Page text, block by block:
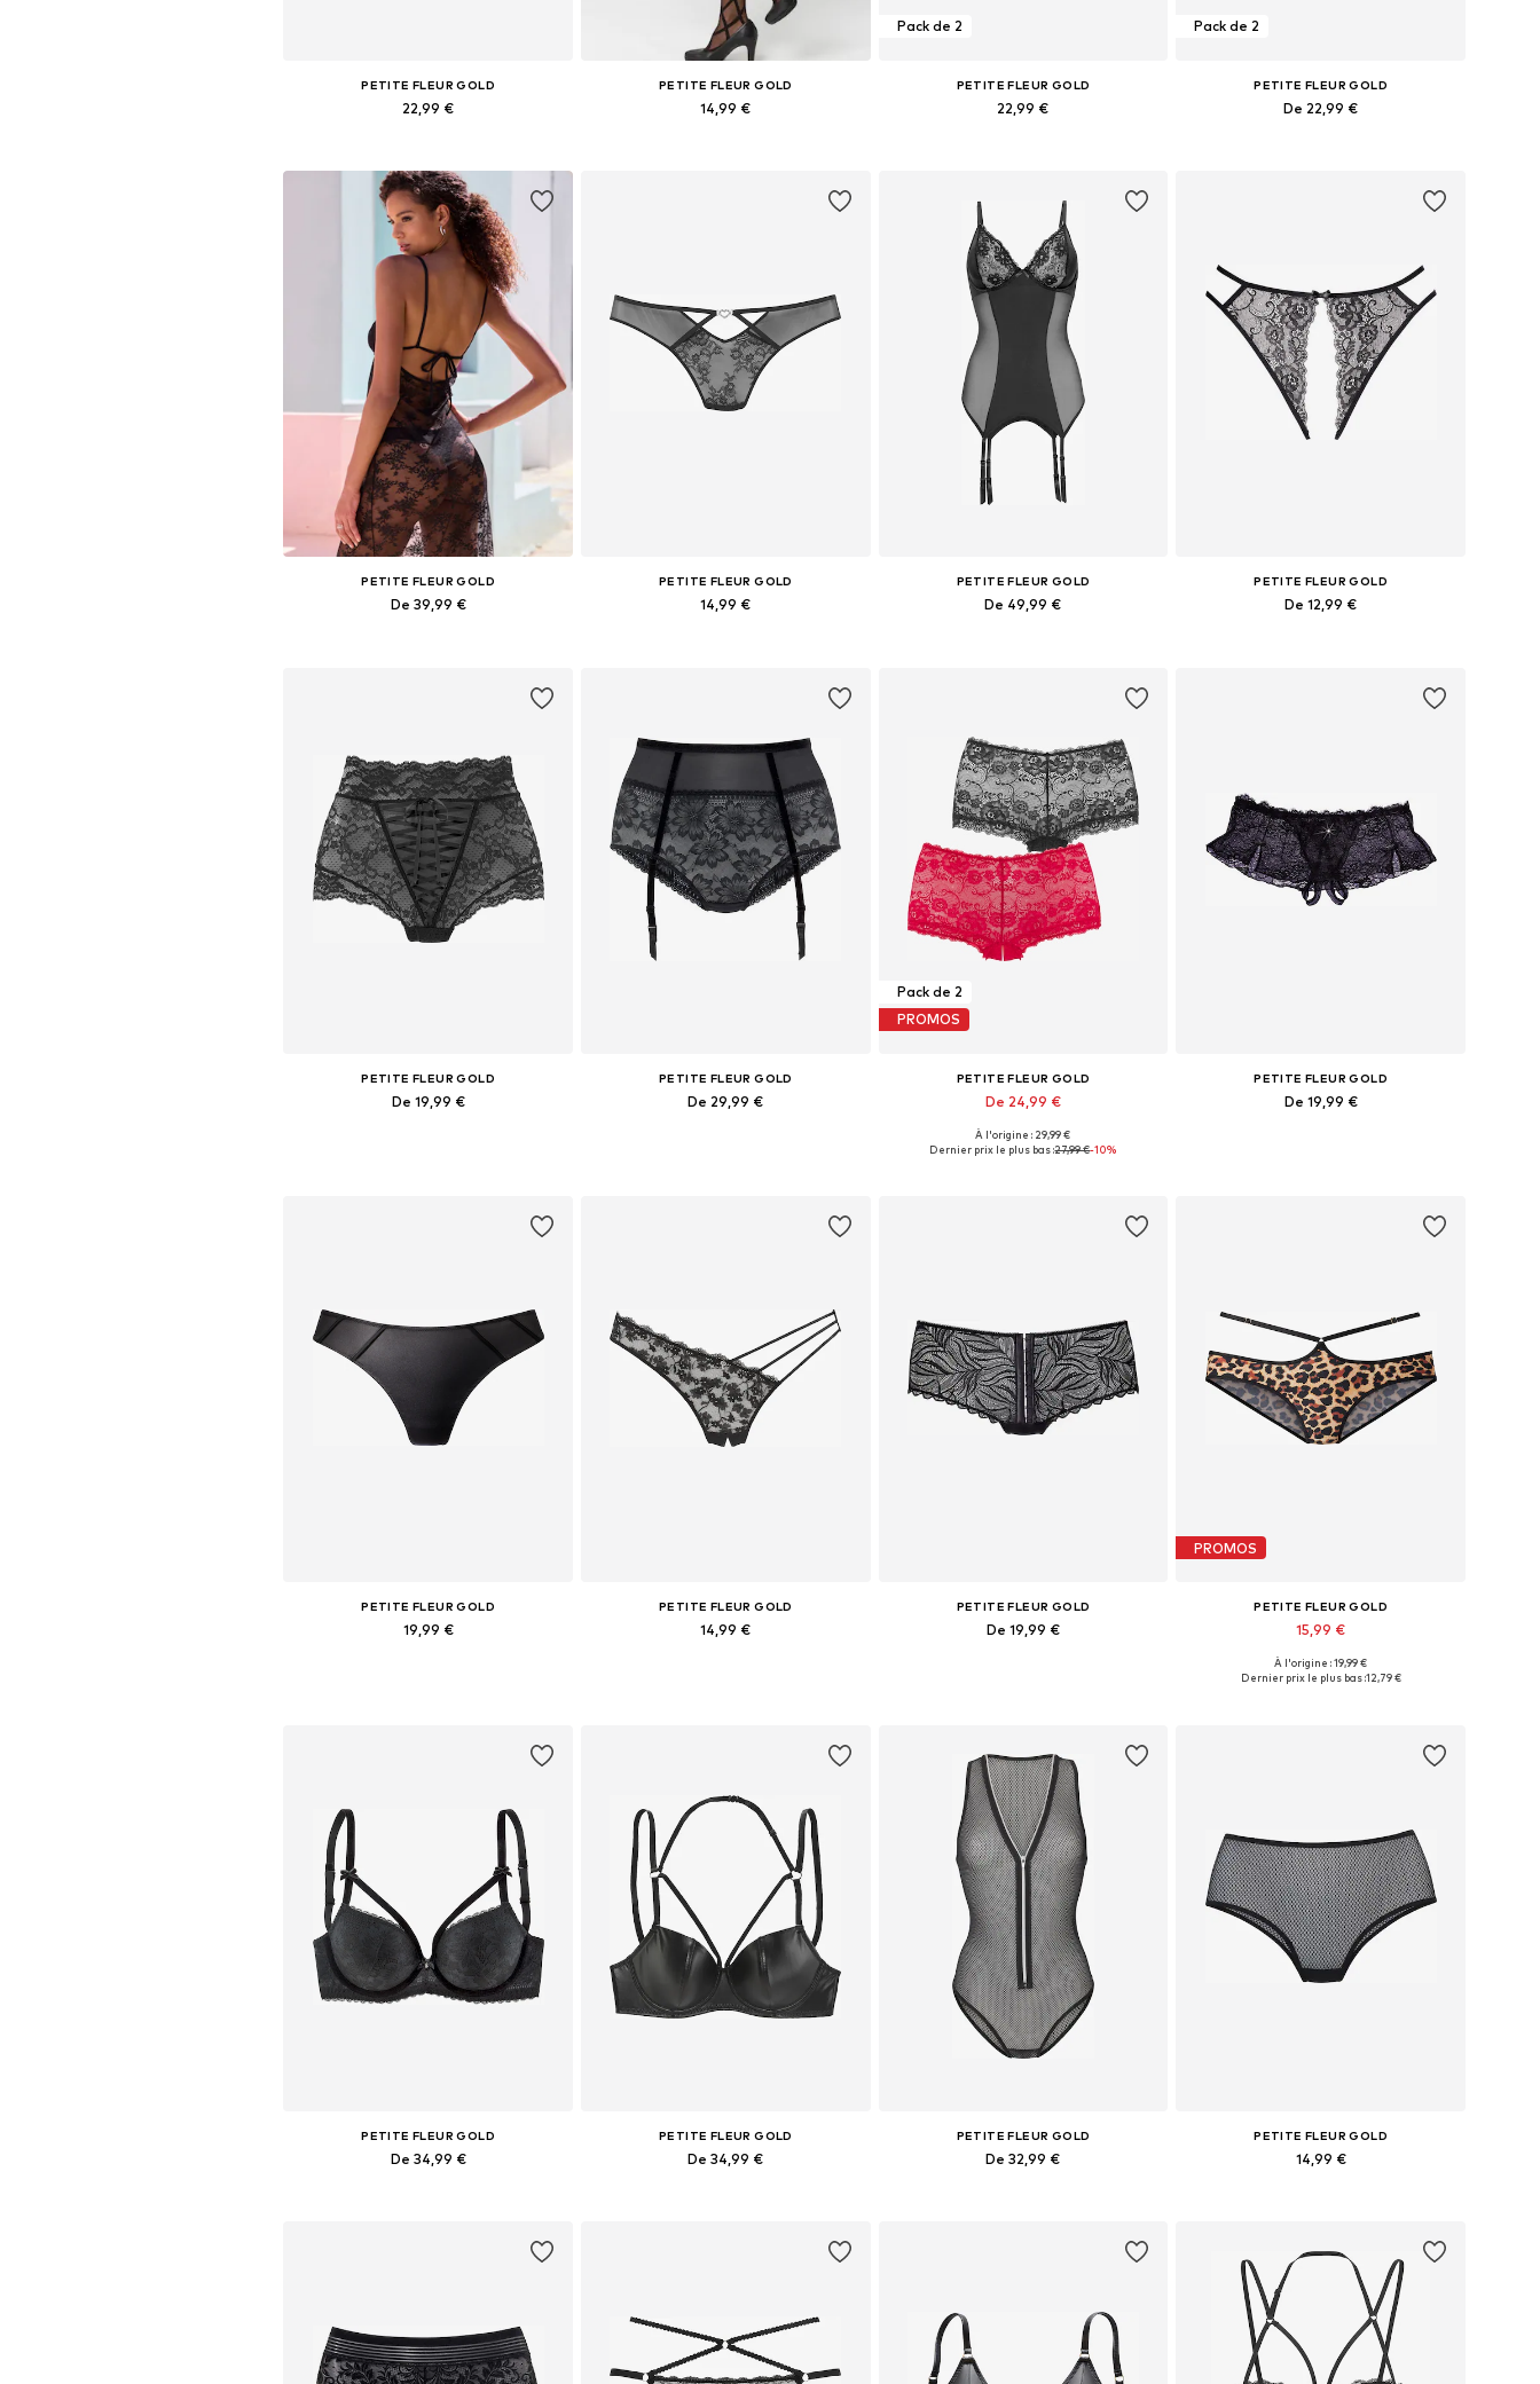
PETITE FLEUR GOLD
22,99 €
Ajouter au panier
PETITE FLEUR GOLD
14,99 €
Pack de 2
PETITE FLEUR GOLD
22,99 €
Pack de 2
PETITE FLEUR GOLD
De 22,99 €
PETITE FLEUR GOLD
De 39,99 €
PETITE FLEUR GOLD
14,99 €
PETITE FLEUR GOLD
De 49,99 €
PETITE FLEUR GOLD
De 12,99 €
PETITE FLEUR GOLD
De 19,99 €
PETITE FLEUR GOLD
De 29,99 €
Pack de 2
PROMOS
PETITE FLEUR GOLD
De 24,99 €
Disponible en plusieurs tailles
À l'origine : 29,99 €
Dernier prix le plus bas :27,99 €-10%
PETITE FLEUR GOLD
De 19,99 €
PETITE FLEUR GOLD
19,99 €
PETITE FLEUR GOLD
14,99 €
PETITE FLEUR GOLD
De 19,99 €
PROMOS
PETITE FLEUR GOLD
15,99 €
Tailles disponibles: L-XL, XXL-XXXL
À l'origine : 19,99 €
Dernier prix le plus bas :12,79 €
PETITE FLEUR GOLD
De 34,99 €
PETITE FLEUR GOLD
De 34,99 €
PETITE FLEUR GOLD
De 32,99 €
PETITE FLEUR GOLD
14,99 €